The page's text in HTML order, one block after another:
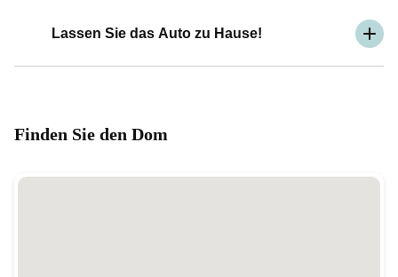
Lassen Sie das Auto zu Hause!
Finden Sie den Dom